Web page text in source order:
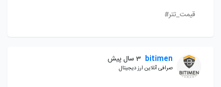
قیمت_تتر#
bitimen 3 سال پیش
صرافی آنلاین ارز دیجیتال